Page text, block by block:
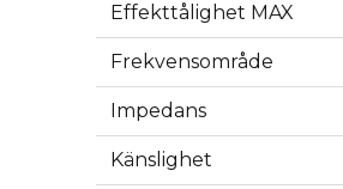
Effekttålighet MAX
Frekvensområde
Impedans
Känslighet